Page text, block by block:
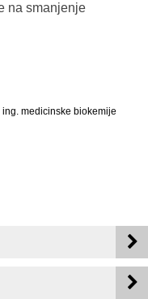
na smanjenje
medicinske biokemije